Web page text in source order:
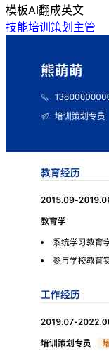
模板AI翻成英文
技能培训策划主管